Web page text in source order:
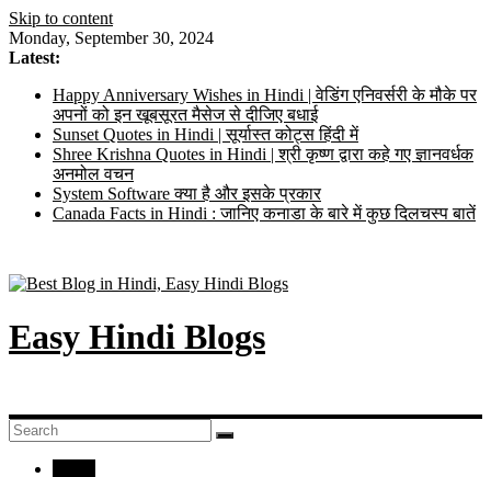
Skip to content
Monday, September 30, 2024
Latest:
Happy Anniversary Wishes in Hindi | वेडिंग एनिवर्सरी के मौके पर
अपनों को इन खूबसूरत मैसेज से दीजिए बधाई
Sunset Quotes in Hindi | सूर्यास्त कोट्स हिंदी में
Shree Krishna Quotes in Hindi | श्री कृष्ण द्वारा कहे गए ज्ञानवर्धक
अनमोल वचन
System Software क्या है और इसके प्रकार
Canada Facts in Hindi : जानिए कनाडा के बारे में कुछ दिलचस्प बातें
Easy Hindi Blogs